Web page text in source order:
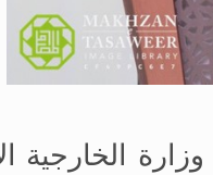
الخارجية